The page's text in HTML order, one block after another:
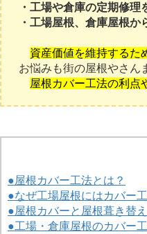
・工場や倉庫の定期修理
・工場屋根、倉庫屋根
資産価値を維持するた
お悩みも街の屋根やさん
屋根カバー工法の利点
●屋根カバー工法とは？
●なぜ工場屋根にはカバー
●屋根カバーと屋根葺き替
●工場・倉庫屋根のカバー